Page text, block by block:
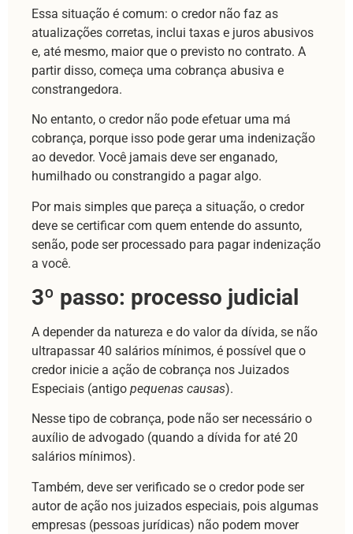
Essa situação é comum: o credor não faz as
atualizações corretas, inclui taxas e juros abusivos
e, até mesmo, maior que o previsto no contrato. A
partir disso, começa uma cobrança abusiva e
constrangedora.
No entanto, o credor não pode efetuar uma má
cobrança, porque isso pode gerar uma indenização
ao devedor. Você jamais deve ser enganado,
humilhado ou constrangido a pagar algo.
Por mais simples que pareça a situação, o credor
deve se certificar com quem entende do assunto,
senão, pode ser processado para pagar indenização
a você.
3º passo: processo judicial
A depender da natureza e do valor da dívida, se não
ultrapassar 40 salários mínimos, é possível que o
credor inicie a ação de cobrança nos Juizados
Especiais (antigo pequenas causas).
Nesse tipo de cobrança, pode não ser necessário o
auxílio de advogado (quando a dívida for até 20
salários mínimos).
Também, deve ser verificado se o credor pode ser
autor de ação nos juizados especiais, pois algumas
empresas (pessoas jurídicas) não podem mover